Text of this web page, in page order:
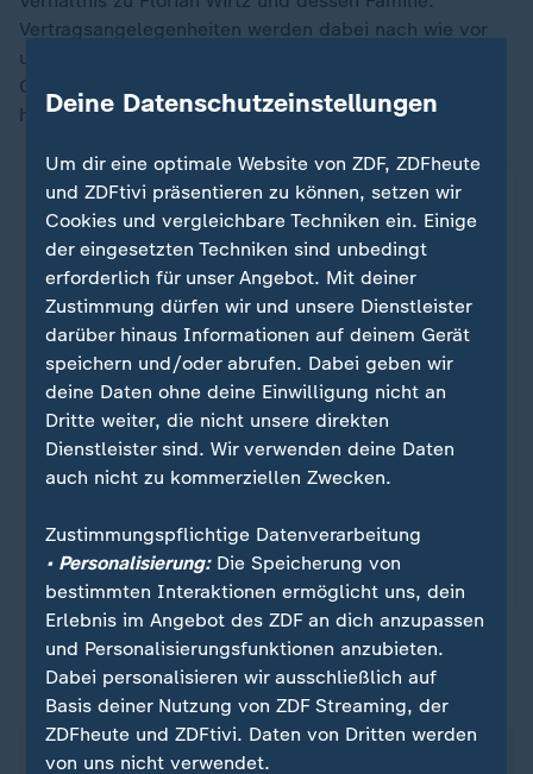
Vertragsangelegenheiten werden dabei nach wie vor
und ausschließlich zwischen der Bayer 04
Geschäftsführung und der Familie Wirtz besprochen",
hieß es in der Mitteilung.
Sport
Montags ab 0:00 Uhr hier alle Spiele und alle Tore
der Fußball-Bundesliga.
ZDFsportstudio auf WhatsApp
Deine Datenschutzeinstellungen
Um dir eine optimale Website von ZDF, ZDFheute
und ZDFtivi präsentieren zu können, setzen wir
Cookies und vergleichbare Techniken ein. Einige
der eingesetzten Techniken sind unbedingt
erforderlich für unser Angebot. Mit deiner
Zustimmung dürfen wir und unsere Dienstleister
darüber hinaus Informationen auf deinem Gerät
speichern und/oder abrufen. Dabei geben wir
deine Daten ohne deine Einwilligung nicht an
Dritte weiter, die nicht unsere direkten
Dienstleister sind. Wir verwenden deine Daten
auch nicht zu kommerziellen Zwecken.
Zustimmungspflichtige Datenverarbeitung
• Personalisierung:Die Speicherung von
bestimmten Interaktionen ermöglicht uns, dein
Erlebnis im Angebot des ZDF an dich anzupassen
und Personalisierungsfunktionen anzubieten.
Dabei personalisieren wir ausschließlich auf
Basis deiner Nutzung von ZDF Streaming, der
ZDFheute und ZDFtivi. Daten von Dritten werden
von uns nicht verwendet.